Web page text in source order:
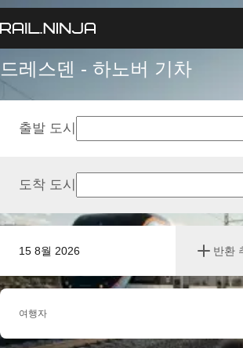
드레스덴 - 하노버 기차
15 8월 2026 반환
출발 도시
도착 도시
여행자